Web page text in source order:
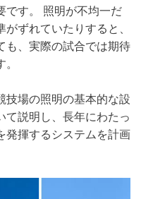
です。 照明が不均一だ
ずれていたりすると、
も、実際の試合では期待
技場の照明の基本的な設
て説明し、長年にわたっ
発揮するシステムを計画